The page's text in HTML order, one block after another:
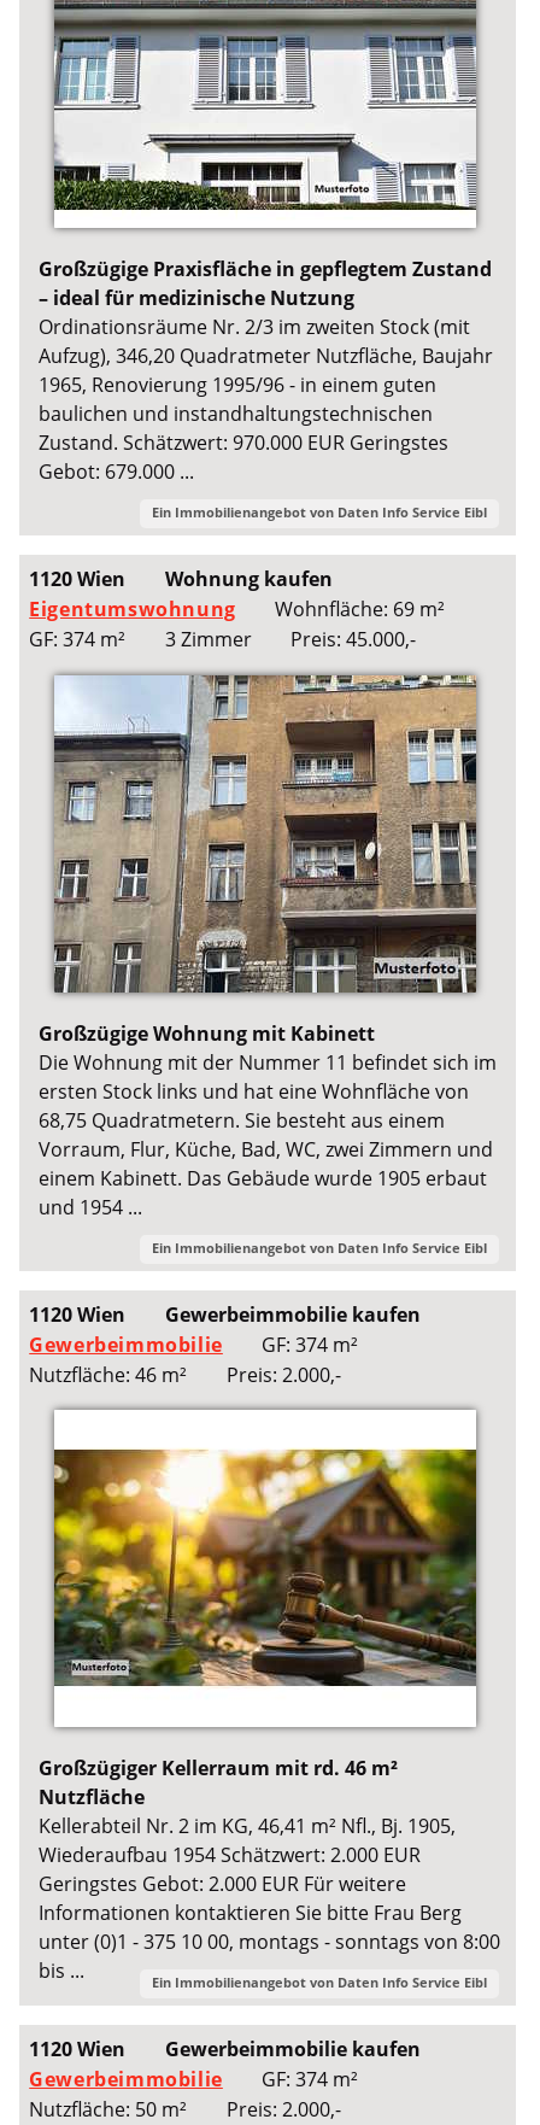
Großzügige Praxisfläche in gepflegtem Zustand
– ideal für medizinische Nutzung
Ordinationsräume Nr. 2/3 im zweiten Stock (mit
Aufzug), 346,20 Quadratmeter Nutzfläche, Baujahr
1965, Renovierung 1995/96 - in einem guten
baulichen und instandhaltungstechnischen
Zustand. Schätzwert: 970.000 EUR Geringstes
Gebot: 679.000 ...
Ein Immobilienangebot von Daten Info Service Eibl
1120 Wien
Wohnung kaufen
Eigentumswohnung
Wohnfläche: 69 m²
GF: 374 m²
3 Zimmer Preis: 45.000,-
Großzügige Wohnung mit Kabinett
Die Wohnung mit der Nummer 11 befindet sich im
ersten Stock links und hat eine Wohnfläche von
68,75 Quadratmetern. Sie besteht aus einem
Vorraum, Flur, Küche, Bad, WC, zwei Zimmern und
einem Kabinett. Das Gebäude wurde 1905 erbaut
und 1954 ...
Ein Immobilienangebot von Daten Info Service Eibl
1120 Wien
Gewerbeimmobilie kaufen
Gewerbeimmobilie
GF: 374 m²
Nutzfläche: 46 m²
Preis: 2.000,-
Großzügiger Kellerraum mit rd. 46 m²
Nutzfläche
Kellerabteil Nr. 2 im KG, 46,41 m² Nfl., Bj. 1905,
Wiederaufbau 1954 Schätzwert: 2.000 EUR
Geringstes Gebot: 2.000 EUR Für weitere
Informationen kontaktieren Sie bitte Frau Berg
unter (0)1 - 375 10 00, montags - sonntags von 8:00
bis ...
Ein Immobilienangebot von Daten Info Service Eibl
1120 Wien
Gewerbeimmobilie kaufen
Gewerbeimmobilie
GF: 374 m²
Nutzfläche: 50 m²
Preis: 2.000,-